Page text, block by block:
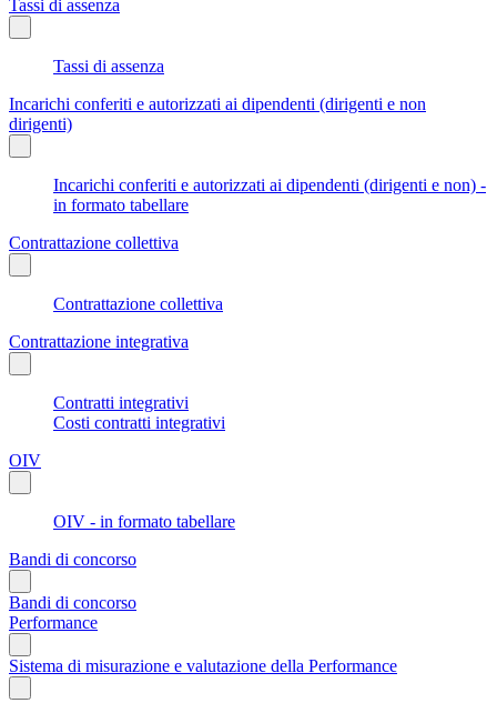
Tassi di assenza
Tassi di assenza
Incarichi conferiti e autorizzati ai dipendenti (dirigenti e non
dirigenti)
Incarichi conferiti e autorizzati ai dipendenti (dirigenti e non) -
in formato tabellare
Contrattazione collettiva
Contrattazione collettiva
Contrattazione integrativa
Contratti integrativi
Costi contratti integrativi
OIV
OIV - in formato tabellare
Bandi di concorso
Bandi di concorso
Performance
Sistema di misurazione e valutazione della Performance